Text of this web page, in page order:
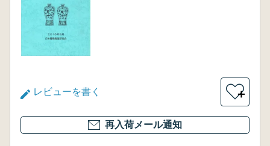
レビューを書く ＋
再入荷メール通知